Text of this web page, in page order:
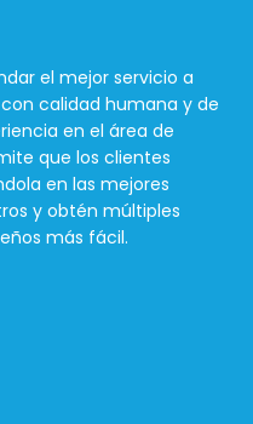
el mejor servicio a
calidad humana y de
en el área de
que los clientes
en las mejores
y obtén múltiples
más fácil.